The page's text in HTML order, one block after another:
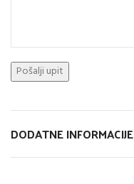
DODATNE INFORMACIJE